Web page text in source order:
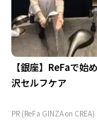
【銀座】ReFaで始
沢セルフケア
PR (ReFa GINZA on CREA)